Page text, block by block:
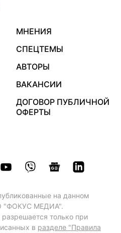
МНЕНИЯ
СПЕЦТЕМЫ
АВТОРЫ
ВАКАНСИИ
ДОГОВОР ПУБЛИЧНОЙ
ОФЕРТЫ
на данном
"ФОКУС МЕДИА".
только при
в разделе "Правила